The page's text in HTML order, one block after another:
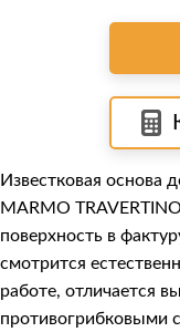
Известковая основа
MARMO
поверхность в
смотрится
работе, отличается
противогрибковыми